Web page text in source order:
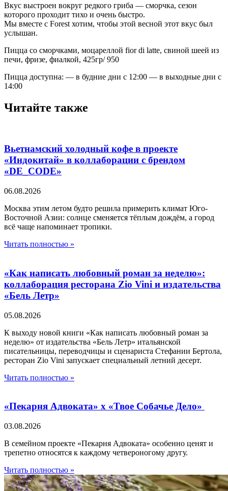
Вкус выстроен вокруг редкого гриба — сморчка, сезон
которого проходит тихо и очень быстро.
Мы вместе с Forest хотим, чтобы этой весной этот вкус был
услышан.
Пицца со сморчками, моцареллой fior di latte, свиной шеей из
печи, фризе, фиалкой, 425гр/ 950
Пицца доступна: — в будние дни с 12:00 — в выходные дни с
14:00
Читайте также
Вьетнамский холодный кофе в проекте
«Индокитай» в коллаборации с брендом
«DE_CODE»
06.08.2026
Москва этим летом будто решила примерить климат Юго-
Восточной Азии: солнце сменяется тёплым дождём, а город
всё чаще напоминает тропики.
Читать полностью »
«Как написать любовный роман за неделю»:
коллаборация ресторана Zio Vini и издательства
«Бель Летр»
05.08.2026
К выходу новой книги «Как написать любовный роман за
неделю» от издательства «Бель Летр» итальянской
писательницы, переводчицы и сценариста Стефании Бертола,
ресторан Zio Vini запускает специальный летний десерт.
Читать полностью »
«Пекарня Адвоката» х «Твое Собачье Дело»
03.08.2026
В семейном проекте «Пекарня Адвоката» особенно ценят и
трепетно относятся к каждому четвероногому другу.
Читать полностью »